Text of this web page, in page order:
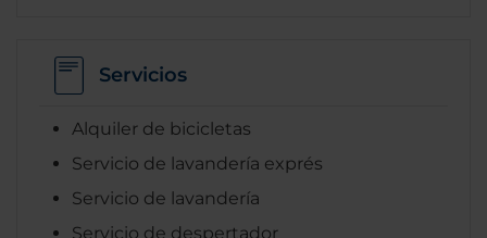
Servicios
Alquiler de bicicletas
Servicio de lavandería exprés
Servicio de lavandería
Servicio de despertador